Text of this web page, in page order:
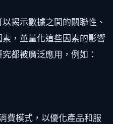
揭示數據之間的關聯性、
，並量化這些因素的影響
都被廣泛應用，例如：
費模式，以優化產品和服